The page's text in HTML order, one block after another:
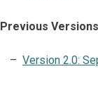
Previous Versions
Version 2.0: